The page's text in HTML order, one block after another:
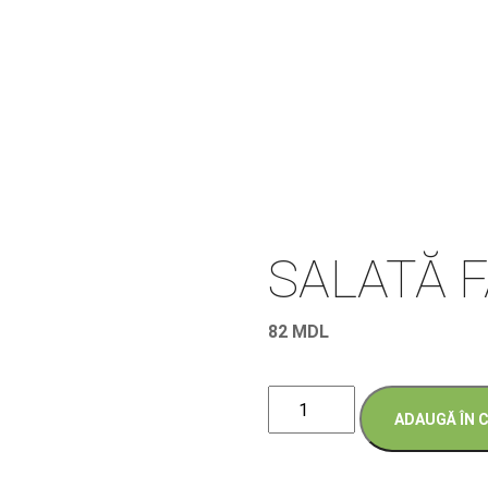
SALATĂ
82 MDL
Cantitate
SALATĂ
ADAUGĂ ÎN